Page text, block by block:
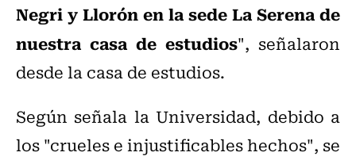
Negri y Llorón en la sede La Serena de
nuestra casa de estudios", señalaron
desde la casa de estudios.
Según señala la Universidad, debido a
los "crueles e injustificables hechos", se